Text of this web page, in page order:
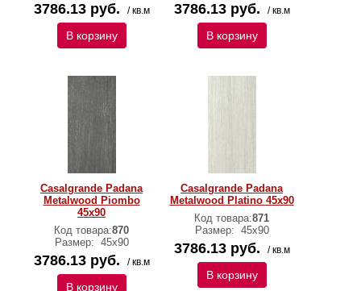
3786.13 руб. / кв.м
В корзину
3786.13 руб. / кв.м
В корзину
Casalgrande Padana
Metalwood Piombo
45х90
Код товара:870
Размер: 45х90
3786.13 руб. / кв.м
В корзину
Casalgrande Padana
Metalwood Platino 45х90
Код товара:871
Размер: 45х90
3786.13 руб. / кв.м
В корзину